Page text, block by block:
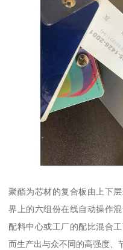
聚酯为芯材的复合板由上下
界上的六组份在线自动操作
配料中心或工厂的配比混合
而生产出与众不同的高强度、